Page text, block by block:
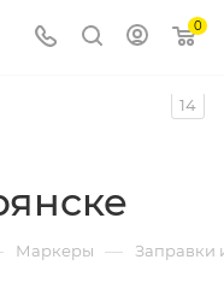
0
14
Маркеры — Заправки